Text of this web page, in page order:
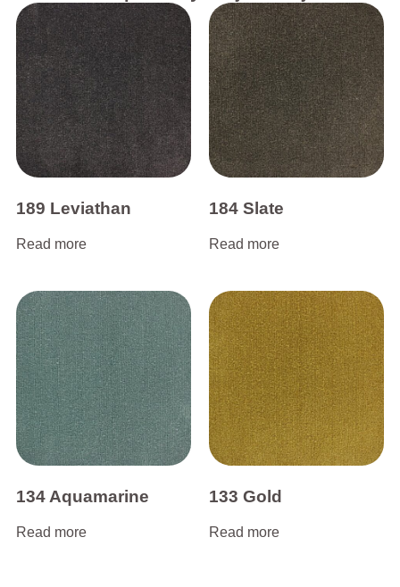
189 Leviathan
Read more
184 Slate
Read more
134 Aquamarine
Read more
133 Gold
Read more